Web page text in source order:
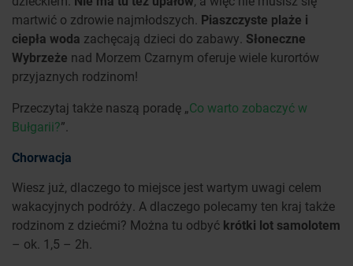
martwić o zdrowie najmłodszych. Piaszczyste plaże i
ciepła woda zachęcają dzieci do zabawy. Słoneczne
Wybrzeże nad Morzem Czarnym oferuje wiele kurortów
przyjaznych rodzinom!
Przeczytaj także naszą poradę „Co warto zobaczyć w
Bułgarii?”.
Chorwacja
Wiesz już, dlaczego to miejsce jest wartym uwagi celem
wakacyjnych podróży. A dlaczego polecamy ten kraj także
rodzinom z dziećmi? Można tu odbyć krótki lot samolotem
– ok. 1,5 – 2h.